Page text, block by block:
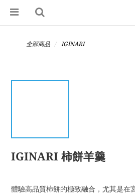
全部商品 IGINARI
IGINARI 柿餅羊羹
體驗高品質柿餅的極致融合，尤其是在